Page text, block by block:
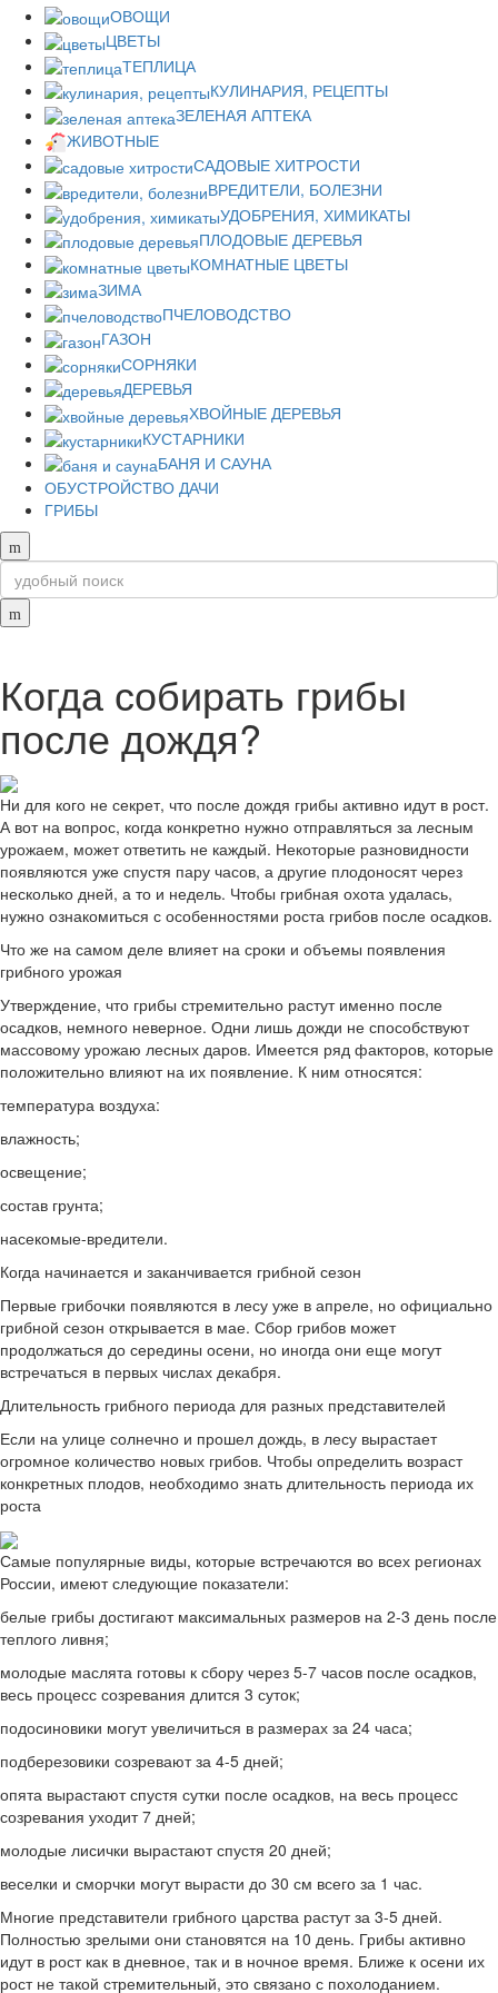
ОВОЩИ
ЦВЕТЫ
ТЕПЛИЦА
КУЛИНАРИЯ, РЕЦЕПТЫ
ЗЕЛЕНАЯ АПТЕКА
ЖИВОТНЫЕ
САДОВЫЕ ХИТРОСТИ
ВРЕДИТЕЛИ, БОЛЕЗНИ
УДОБРЕНИЯ, ХИМИКАТЫ
ПЛОДОВЫЕ ДЕРЕВЬЯ
КОМНАТНЫЕ ЦВЕТЫ
ЗИМА
ПЧЕЛОВОДСТВО
ГАЗОН
СОРНЯКИ
ДЕРЕВЬЯ
ХВОЙНЫЕ ДЕРЕВЬЯ
КУСТАРНИКИ
БАНЯ И САУНА
ОБУСТРОЙСТВО ДАЧИ
ГРИБЫ
Когда собирать грибы
после дождя?
Ни для кого не секрет, что после дождя грибы активно идут в рост.
А вот на вопрос, когда конкретно нужно отправляться за лесным
урожаем, может ответить не каждый. Некоторые разновидности
появляются уже спустя пару часов, а другие плодоносят через
несколько дней, а то и недель. Чтобы грибная охота удалась,
нужно ознакомиться с особенностями роста грибов после осадков.
Что же на самом деле влияет на сроки и объемы появления
грибного урожая
Утверждение, что грибы стремительно растут именно после
осадков, немного неверное. Одни лишь дожди не способствуют
массовому урожаю лесных даров. Имеется ряд факторов, которые
положительно влияют на их появление. К ним относятся:
температура воздуха:
влажность;
освещение;
состав грунта;
насекомые-вредители.
Когда начинается и заканчивается грибной сезон
Первые грибочки появляются в лесу уже в апреле, но официально
грибной сезон открывается в мае. Сбор грибов может
продолжаться до середины осени, но иногда они еще могут
встречаться в первых числах декабря.
Длительность грибного периода для разных представителей
Если на улице солнечно и прошел дождь, в лесу вырастает
огромное количество новых грибов. Чтобы определить возраст
конкретных плодов, необходимо знать длительность периода их
роста
Самые популярные виды, которые встречаются во всех регионах
России, имеют следующие показатели:
белые грибы достигают максимальных размеров на 2-3 день после
теплого ливня;
молодые маслята готовы к сбору через 5-7 часов после осадков,
весь процесс созревания длится 3 суток;
подосиновики могут увеличиться в размерах за 24 часа;
подберезовики созревают за 4-5 дней;
опята вырастают спустя сутки после осадков, на весь процесс
созревания уходит 7 дней;
молодые лисички вырастают спустя 20 дней;
веселки и сморчки могут вырасти до 30 см всего за 1 час.
Многие представители грибного царства растут за 3-5 дней.
Полностью зрелыми они становятся на 10 день. Грибы активно
идут в рост как в дневное, так и в ночное время. Ближе к осени их
рост не такой стремительный, это связано с похолоданием.